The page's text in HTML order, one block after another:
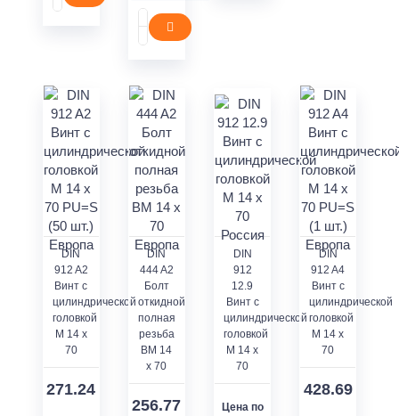
DIN
912 A2
Винт с
цилиндрической
головкой
M 14 x
70
271.24
DIN
444 A2
Болт
откидной
полная
резьба
BM 14
x 70
256.77
DIN
912
12.9
Винт с
цилиндрической
головкой
M 14 x
70
Цена по
DIN
912 A4
Винт с
цилиндрической
головкой
M 14 x
70
428.69